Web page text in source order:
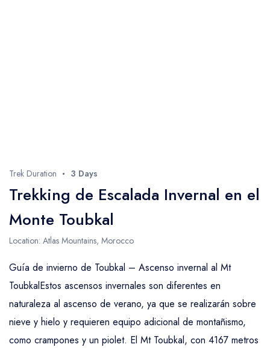
Trek Duration 3 Days
Trekking de Escalada Invernal en el
Monte Toubkal
Location: Atlas Mountains, Morocco
Guía de invierno de Toubkal – Ascenso invernal al Mt
ToubkalEstos ascensos invernales son diferentes en
naturaleza al ascenso de verano, ya que se realizarán sobre
nieve y hielo y requieren equipo adicional de montañismo,
como crampones y un piolet. El Mt Toubkal, con 4167 metros